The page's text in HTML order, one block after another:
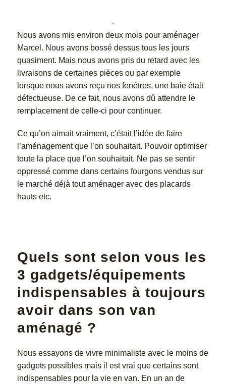
Nous avons mis environ deux mois pour aménager
Marcel. Nous avons bossé dessus tous les jours
quasiment. Mais nous avons pris du retard avec les
livraisons de certaines pièces ou par exemple
lorsque nous avons reçu nos fenêtres, une baie était
défectueuse. De ce fait, nous avons dû attendre le
remplacement de celle-ci pour continuer.
Ce qu’on aimait vraiment, c’était l’idée de faire
l’aménagement que l’on souhaitait. Pouvoir optimiser
toute la place que l’on souhaitait. Ne pas se sentir
oppressé comme dans certains fourgons vendus sur
le marché déjà tout aménager avec des placards
hauts etc.
Quels sont selon vous les
3 gadgets/équipements
indispensables à toujours
avoir dans son van
aménagé ?
Nous essayons de vivre minimaliste avec le moins de
gadgets possibles mais il est vrai que certains sont
indispensables pour la vie en van. En un an de